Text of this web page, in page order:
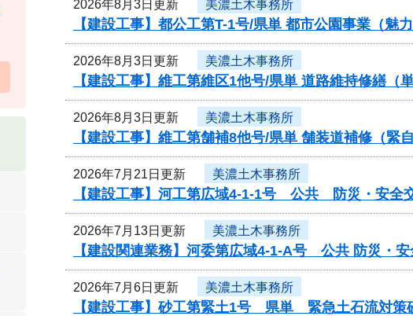
2026年8月3日更新 美濃土木事務所
【建設工事】都公工第T-1号/県単 都市公園事業（魅
2026年8月3日更新 美濃土木事務所
【建設工事】維工第維区1他号/県単 道路維持修繕
2026年8月3日更新 美濃土木事務所
【建設工事】維工第舗補8他号/県単 舗装道補修（
2026年7月21日更新 美濃土木事務所
【建設工事】河工第広域4-1-1号 公共 防災・安
2026年7月13日更新 美濃土木事務所
【建設関連業務】河委第広域4-1-A号 公共 防災・
2026年7月6日更新 美濃土木事務所
【建設工事】砂工第緊土1号 県単 緊急土石流対